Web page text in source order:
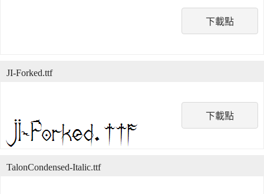
下載點
下載點
JI-Forked.ttf
TalonCondensed-Italic.ttf